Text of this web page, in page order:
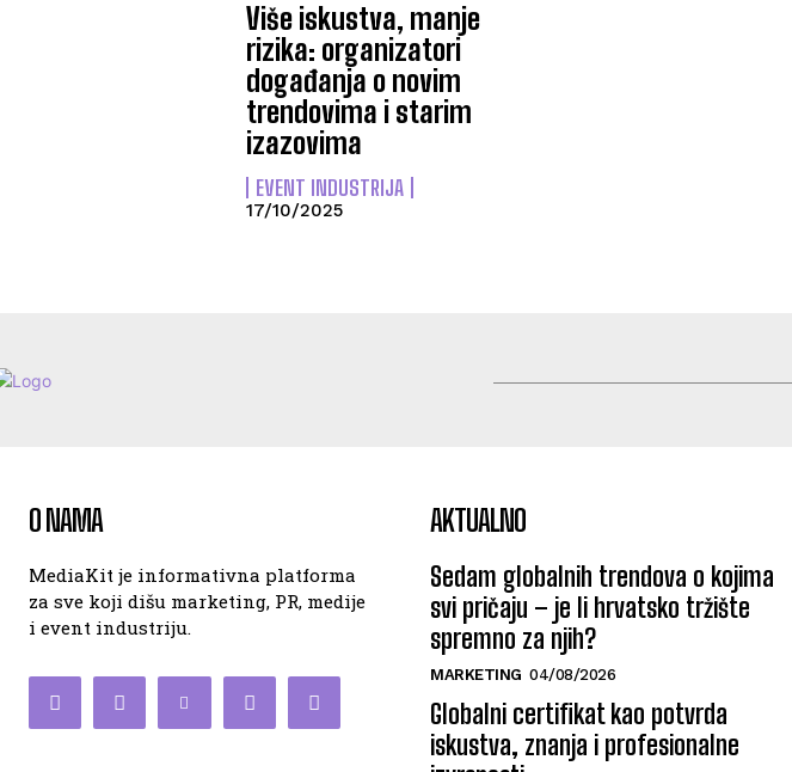
Više iskustva, manje
rizika: organizatori
događanja o novim
trendovima i starim
izazovima
EVENT INDUSTRIJA
17/10/2025
O NAMA
MediaKit je informativna platforma
za sve koji dišu marketing, PR, medije
i event industriju.
AKTUALNO
Sedam globalnih trendova o kojima
svi pričaju – je li hrvatsko tržište
spremno za njih?
MARKETING 04/08/2026
Globalni certifikat kao potvrda
iskustva, znanja i profesionalne